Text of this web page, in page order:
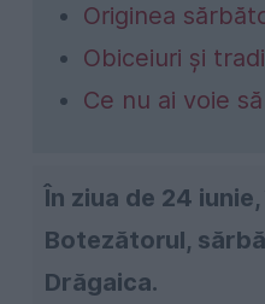
Originea
Obiceiuri și
Ce nu ai voie
În ziua de 24
Botezătorul,
Drăgaica.